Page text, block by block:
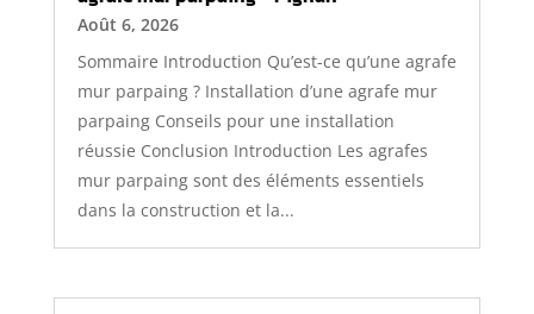
Août 6, 2026
Sommaire Introduction Qu’est-ce qu’une agrafe
mur parpaing ? Installation d’une agrafe mur
parpaing Conseils pour une installation
réussie Conclusion Introduction Les agrafes
mur parpaing sont des éléments essentiels
dans la construction et la...